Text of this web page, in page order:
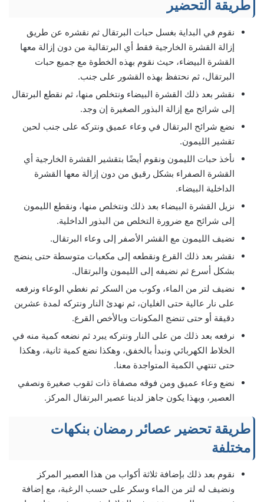
طريقة التحضير
نقوم في البداية بغسل حبات البرتقال ثم نقشره عن طريق
إزالة القشرة الخارجية فقط أي البرتقالية من دون إزالة معها
القشرة البيضاء، حيث نقوم بهذه الخطوة مع جميع حبات
البرتقال، ثم نحتفظ بهذه القشور على جنب.
نقشر بعد ذلك القشرة البيضاء ونتخلص منها، ثم نقطع البرتقال
إلى شرائح مع إزالة البذور الصغيرة إن وجد.
نضع شرائح البرتقال في وعاء عميق ونتركه على جنب لحين
تقشير الليمون.
نأخذ حبات الليمون ونقوم أيضًا بتقشير القشرة الخارجية أي
القشرة الصفراء بشكل رقيق من دون إزالة معها القشرة
الداخلية البيضاء.
نزيل القشرة البيضاء بعد ذلك ونتخلص منها، ونقطع الليمون
إلى شرائح مع ضرورة التخلص من البذور الداخلية.
نضيف الليمون مع القشر الأصفر إلى وعاء البرتقال.
نقشر بعد ذلك القرع ونقطعه إلى مكعبات متوسطة حتى ينضج
بشكل أسرع ثم نضيفه إلى الليمون والبرتقال.
نضيف لتر من الماء، وكوب من السكر ثم نغطي الوعاء ونرفعه
على نار عالية حتى الغليان، ثم نهدئ النار ونتركه لمدة عشرين
دقيقة أو حتى تنضج المكونات وبالأخص القرع.
نرفعه بعد ذلك من على النار ونتركه يبرد ثم نضعه كمية منه في
الخلاط الكهربائي ونبدأ بالخفق، وهكذا نضع كمية ثانية، وهكذا
حتى تنتهي الكمية المتواجدة معنا.
نضع وعاء عميق ومن فوقه مصفاة ذات ثقوب صغيرة ونصفي
العصير، وبهذا يكون جاهز لدينا عصير البرتقال المركز.
طريقة تحضير عصائر رمضان بنكهات
مختلفة
نقوم بعد ذلك بإضافة ثلاثة أكواب من هذا العصير المركز
ونضيف له لتر من الماء وسكر على حسب الرغبة، مع إضافة